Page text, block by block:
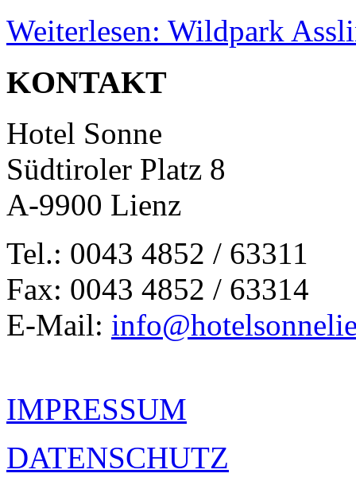
Weiterlesen: Wildpark
KONTAKT
Hotel Sonne
Südtiroler Platz 8
A-9900 Lienz
Tel.: 0043 4852 / 63311
Fax: 0043 4852 / 63314
E-Mail:
IMPRESSUM
DATENSCHUTZ